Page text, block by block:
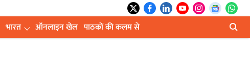
भारत ऑनलाइन खेल पाठकों की कलम से